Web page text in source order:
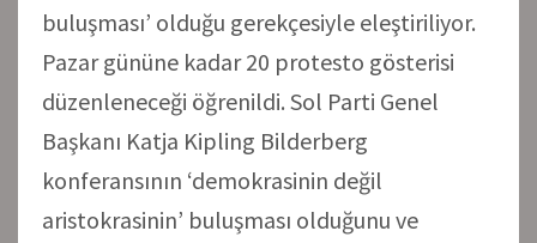
buluşması’ olduğu gerekçesiyle eleştiriliyor.
Pazar gününe kadar 20 protesto gösterisi
düzenleneceği öğrenildi. Sol Parti Genel
Başkanı Katja Kipling Bilderberg
konferansının ‘demokrasinin değil
aristokrasinin’ buluşması olduğunu ve